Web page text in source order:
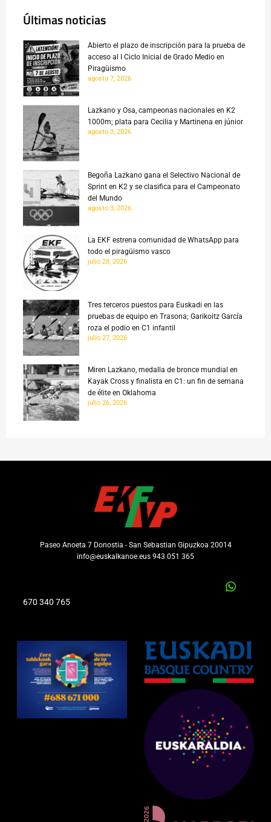
Últimas noticias
Abierto el plazo de inscripción para la prueba de
acceso al I Ciclo Inicial de Grado Medio en
Piragüismo
agosto 7, 2026
Lazkano y Osa, campeonas nacionales en K2
1000m; plata para Cecilia y Martinena en júnior
agosto 3, 2026
Begoña Lazkano gana el Selectivo Nacional de
Sprint en K2 y se clasifica para el Campeonato
del Mundo
agosto 3, 2026
La EKF estrena comunidad de WhatsApp para
todo el piragüismo vasco
julio 28, 2026
Tres terceros puestos para Euskadi en las
pruebas de equipo en Trasona; Garikoitz García
roza el podio en C1 infantil
julio 27, 2026
Miren Lazkano, medalla de bronce mundial en
Kayak Cross y finalista en C1: un fin de semana
de élite en Oklahoma
julio 26, 2026
Paseo Anoeta 7 Donostia - San Sebastian Gipuzkoa 20014
info@euskalkanoe.eus 943 051 365
670 340 765